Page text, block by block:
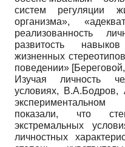
систем регуляции
организма»,
реализованность
развитость
жизненных
поведении» [Береговой
Изучая личность
условиях,
показали, что
экстремальных
личностных